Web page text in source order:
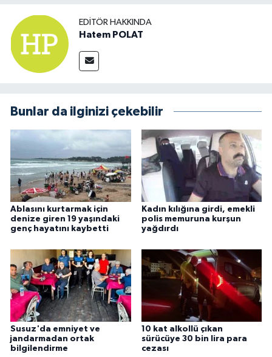
EDITÖR HAKKINDA
Hatem POLAT
Bunlar da ilginizi çekebilir
Ablasını kurtarmak için
denize giren 19 yaşındaki
genç hayatını kaybetti
Kadın kılığına girdi, emekli
polis memuruna kurşun
yağdırdı
Susuz'da emniyet ve
jandarmadan ortak
bilgilendirme
10 kat alkollü çıkan
sürücüye 30 bin lira para
cezası